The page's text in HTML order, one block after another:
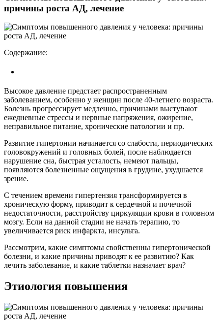
причины роста АД, лечение
Содержание:
Высокое давление предстает распространенным
заболеванием, особенно у женщин после 40-летнего возраста.
Болезнь прогрессирует медленно, причинами выступают
ежедневные стрессы и нервные напряжения, ожирение,
неправильное питание, хронические патологии и пр.
Развитие гипертонии начинается со слабости, периодических
головокружений и головных болей, после наблюдается
нарушение сна, быстрая усталость, немеют пальцы,
появляются болезненные ощущения в грудине, ухудшается
зрение.
С течением времени гипертензия трансформируется в
хроническую форму, приводит к сердечной и почечной
недостаточности, расстройству циркуляции крови в головном
мозгу. Если на данной стадии не начать терапию, то
увеличивается риск инфаркта, инсульта.
Рассмотрим, какие симптомы свойственны гипертонической
болезни, и какие причины приводят к ее развитию? Как
лечить заболевание, и какие таблетки назначает врач?
Этиология повышения